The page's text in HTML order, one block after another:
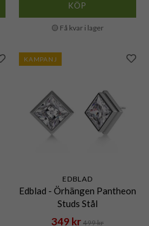
KÖP
🟡 Få kvar i lager
KAMPANJ
EDBLAD
Edblad - Örhängen Pantheon
Studs Stål
349 kr 499 kr